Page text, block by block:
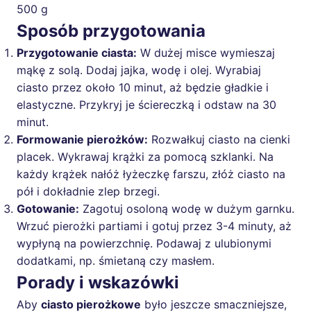
500 g
Sposób przygotowania
Przygotowanie ciasta: W dużej misce wymieszaj
mąkę z solą. Dodaj jajka, wodę i olej. Wyrabiaj
ciasto przez około 10 minut, aż będzie gładkie i
elastyczne. Przykryj je ściereczką i odstaw na 30
minut.
Formowanie pierożków: Rozwałkuj ciasto na cienki
placek. Wykrawaj krążki za pomocą szklanki. Na
każdy krążek nałóż łyżeczkę farszu, złóż ciasto na
pół i dokładnie zlep brzegi.
Gotowanie: Zagotuj osoloną wodę w dużym garnku.
Wrzuć pierożki partiami i gotuj przez 3-4 minuty, aż
wypłyną na powierzchnię. Podawaj z ulubionymi
dodatkami, np. śmietaną czy masłem.
Porady i wskazówki
Aby ciasto pierożkowe było jeszcze smaczniejsze,